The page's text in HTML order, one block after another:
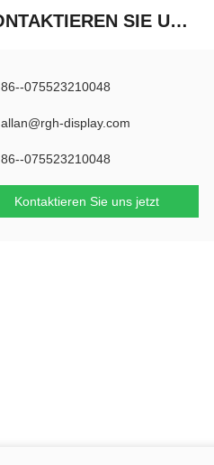
KONTAKTIEREN SIE UNS
86--075523210048
allan@rgh-display.com
86--075523210048
Kontaktieren Sie uns jetzt